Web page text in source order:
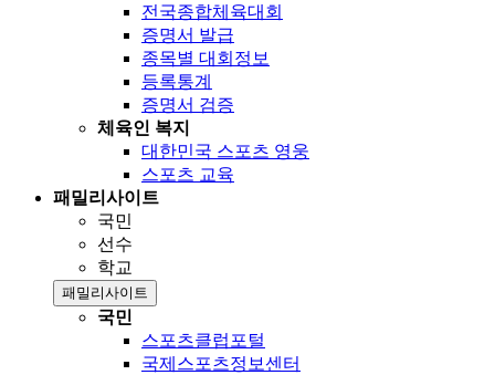
전국종합체육대회
증명서 발급
종목별 대회정보
등록통계
증명서 검증
체육인 복지
대한민국 스포츠 영웅
스포츠 교육
패밀리사이트
국민
선수
학교
패밀리사이트
국민
스포츠클럽포털
국제스포츠정보센터